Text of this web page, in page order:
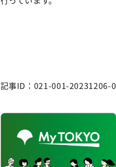
記事ID：021-001-20231206-